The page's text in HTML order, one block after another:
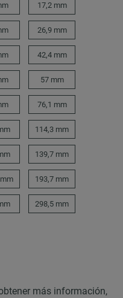
17,2 mm
26,9 mm
42,4 mm
57 mm
76,1 mm
114,3 mm
139,7 mm
193,7 mm
298,5 mm
más información,